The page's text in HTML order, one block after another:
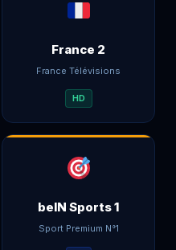
France 2
France Télévisions
HD
beIN Sports 1
Sport Premium N°1